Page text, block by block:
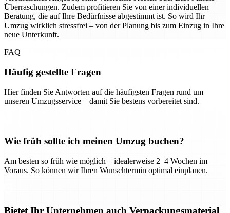
Überraschungen. Zudem profitieren Sie von einer individuellen
Beratung, die auf Ihre Bedürfnisse abgestimmt ist. So wird Ihr
Umzug wirklich stressfrei – von der Planung bis zum Einzug in Ihre
neue Unterkunft.
FAQ
Häufig gestellte Fragen
Hier finden Sie Antworten auf die häufigsten Fragen rund um
unseren Umzugsservice – damit Sie bestens vorbereitet sind.
Wie früh sollte ich meinen Umzug buchen?
Am besten so früh wie möglich – idealerweise 2–4 Wochen im
Voraus. So können wir Ihren Wunschtermin optimal einplanen.
Bietet Ihr Unternehmen auch Verpackungsmaterial